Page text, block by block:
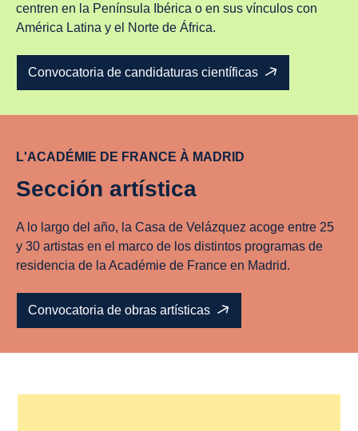
centren en la Península Ibérica o en sus vínculos con
América Latina y el Norte de África.
Convocatoria de candidaturas científicas
L'ACADÉMIE DE FRANCE À MADRID
Sección artística
A lo largo del año, la Casa de Velázquez acoge entre 25
y 30 artistas en el marco de los distintos programas de
residencia de la Académie de France en Madrid.
Convocatoria de obras artísticas